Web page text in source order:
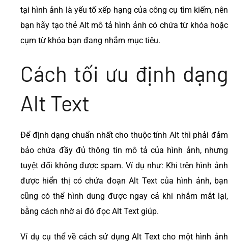
tại hình ảnh là yếu tố xếp hạng của công cụ tìm kiếm, nên
bạn hãy tạo thẻ Alt mô tả hình ảnh có chứa từ khóa hoặc
cụm từ khóa bạn đang nhắm mục tiêu.
Cách tối ưu định dạng
Alt Text
Để định dạng chuẩn nhất cho thuộc tính Alt thì phải đảm
bảo chứa đầy đủ thông tin mô tả của hình ảnh, nhưng
tuyệt đối không được spam. Ví dụ như: Khi trên hình ảnh
được hiển thị có chứa đoạn Alt Text của hình ảnh, bạn
cũng có thể hình dung được ngay cả khi nhắm mắt lại,
bằng cách nhờ ai đó đọc Alt Text giúp.
Ví dụ cụ thể về cách sử dụng Alt Text cho một hình ảnh